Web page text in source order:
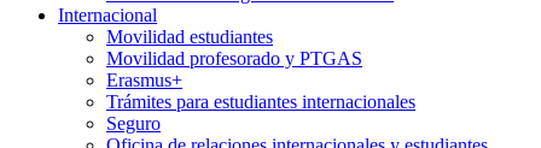
Internacional
Movilidad estudiantes
Movilidad profesorado y PTGAS
Erasmus+
Trámites para estudiantes internacionales
Seguro